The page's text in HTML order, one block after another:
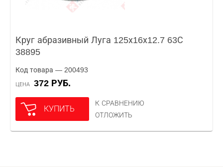
Круг абразивный Луга 125х16х12.7 63С
38895
Код товара — 200493
ЦЕНА 372 РУБ.
КУПИТЬ
К СРАВНЕНИЮ
ОТЛОЖИТЬ